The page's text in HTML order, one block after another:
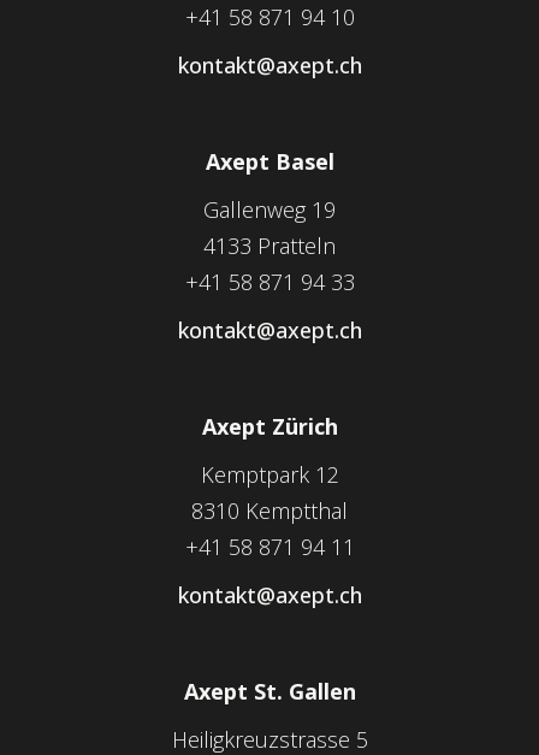
+41 58 871 94 10
kontakt@axept.ch
Axept Basel
Gallenweg 19
4133 Pratteln
+41 58 871 94 33
kontakt@axept.ch
Axept Zürich
Kemptpark 12
8310 Kemptthal
+41 58 871 94 11
kontakt@axept.ch
Axept St. Gallen
Heiligkreuzstrasse 5